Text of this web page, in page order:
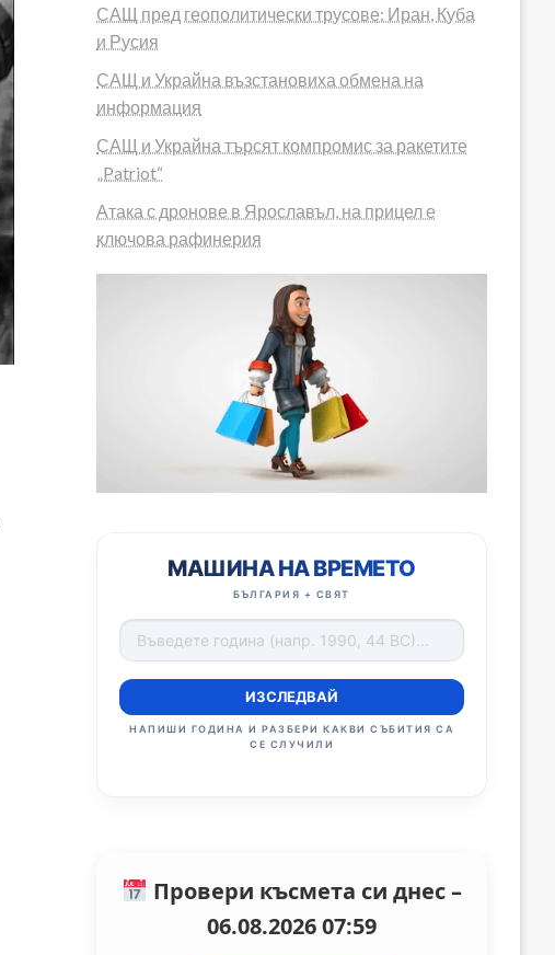
САЩ пред геополитически трусове: Иран, Куба
и Русия
САЩ и Украйна възстановиха обмена на
информация
САЩ и Украйна търсят компромис за ракетите
„Patriot“
Атака с дронове в Ярославъл, на прицел е
ключова рафинерия
МАШИНА НА ВРЕМЕТО
БЪЛГАРИЯ + СВЯТ
ИЗСЛЕДВАЙ
НАПИШИ ГОДИНА И РАЗБЕРИ КАКВИ СЪБИТИЯ СА
СЕ СЛУЧИЛИ
Провери късмета си днес –
06.08.2026 07:59